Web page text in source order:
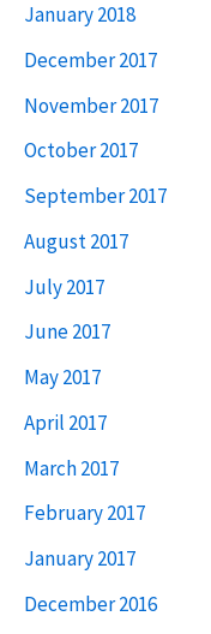
January 2018
December 2017
November 2017
October 2017
September 2017
August 2017
July 2017
June 2017
May 2017
April 2017
March 2017
February 2017
January 2017
December 2016